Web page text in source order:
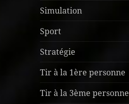
Simulation
Sport
Stratégie
Tir à la 1ère personne
Tir à la 3ème personne